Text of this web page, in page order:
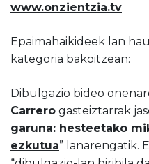
www.onzientzia.tv
Epaimahaikideek lan
kategoria bakoitzean:
Dibulgazio bideo
Carrero gasteiztarrak
garuna: hesteetako
ezkutua” lanarengatik.